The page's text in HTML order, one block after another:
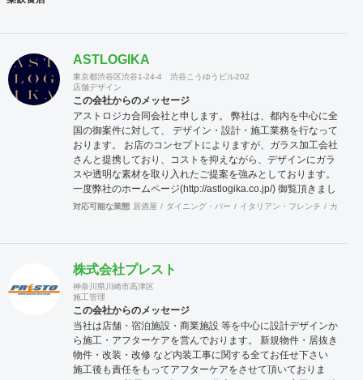
ASTLOGIKA
東京都渋谷区渋谷1-24-4 渋谷こうゆうビル202
店舗デザイン
この会社からのメッセージ
アストロジカ合同会社と申します。 弊社は、都内を中心に全
国の御案件に対して、 デザイン・設計・施工業務を行なって
おります。 お店のコンセプトによりますが、ガラス加工会社
さんと提携しており、コストを抑えながら、デザインにガラ
スや透明な素材を取り入れたご提案を強みとしております。
一度弊社のホームページ(http://astlogika.co.jp/) 御覧頂きまし
て、お気軽に御質問頂ければ幸いです。 よろしくお願い致し
対応可能な業態 居酒屋 ダイニング・バー イタリアン・フレンチ カフェ
株式会社プレスト
神奈川県川崎市高津区
施工管理
この会社からのメッセージ
当社は店舗・宿泊施設・商業施設 等を中心に設計デザインか
ら施工・アフターケアを営んでおります。 新規物件・居抜き
物件・改装・改修 など内装工事に関する全てお任せ下さい
施工後も責任をもってアフターケアをさせて頂いておりま